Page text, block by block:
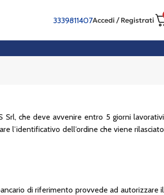
3339811407Accedi / Registrati
Srl, che deve avvenire entro 5 giorni lavorativi
l’identificativo dell’ordine che viene rilasciato
di riferimento provvede ad autorizzare il